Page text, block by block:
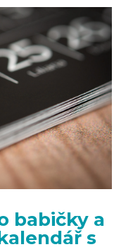
babičky a
s